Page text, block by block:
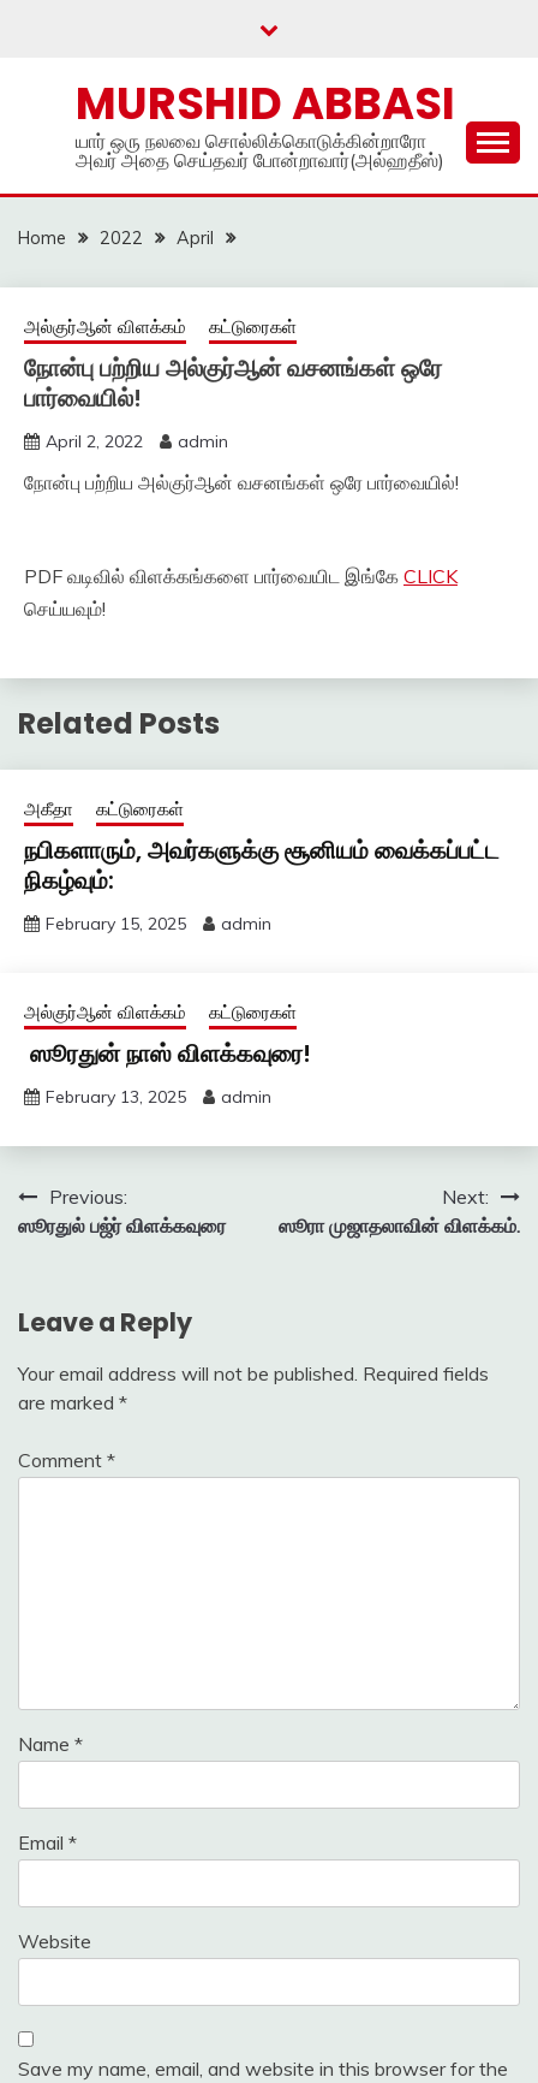
MURSHID ABBASI
யார் ஒரு நலவை சொல்லிக்கொடுக்கின்றாரோ
அவர் அதை செய்தவர் போன்றாவார்(அல்ஹதீஸ்)
Home 2022 April
அல்குர்ஆன் விளக்கம் கட்டுரைகள்
நோன்பு பற்றிய அல்குர்ஆன் வசனங்கள் ஒரே
பார்வையில்!
April 2, 2022 admin
நோன்பு பற்றிய அல்குர்ஆன் வசனங்கள் ஒரே பார்வையில்!
PDF வடிவில் விளக்கங்களை பார்வையிட இங்கே CLICK
செய்யவும்!
Related Posts
அகீதா கட்டுரைகள்
நபிகளாரும், அவர்களுக்கு சூனியம் வைக்கப்பட்ட
நிகழ்வும்:
February 15, 2025 admin
அல்குர்ஆன் விளக்கம் கட்டுரைகள்
ஸூரதுன் நாஸ் விளக்கவுரை!
February 13, 2025 admin
Post
navigation
Previous:
ஸூரதுல் பஜ்ர் விளக்கவுரை
Next:
ஸூரா முஜாதலாவின் விளக்கம்.
Leave a Reply
Your email address will not be published. Required fields
are marked *
Comment *
Name *
Email *
Website
Save my name, email, and website in this browser for the